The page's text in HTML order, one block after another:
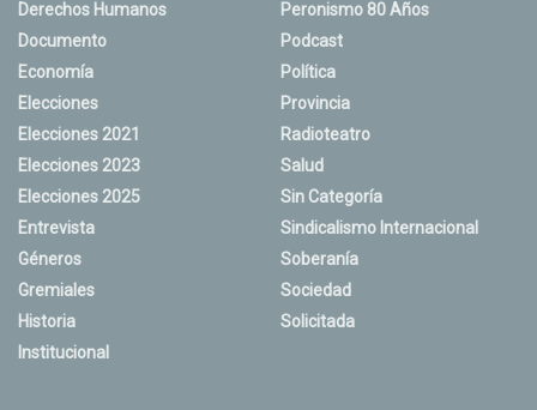
Derechos Humanos
Documento
Economía
Elecciones
Elecciones 2021
Elecciones 2023
Elecciones 2025
Entrevista
Géneros
Gremiales
Historia
Institucional
Peronismo 80 Años
Podcast
Política
Provincia
Radioteatro
Salud
Sin Categoría
Sindicalismo Internacional
Soberanía
Sociedad
Solicitada